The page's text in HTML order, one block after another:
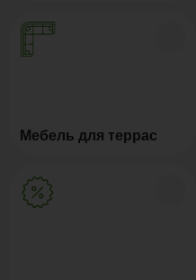
Мебель для террас